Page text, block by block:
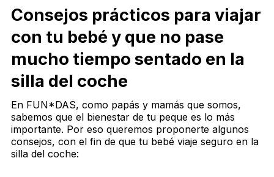
Consejos prácticos para viajar
con tu bebé y que no pase
mucho tiempo sentado en la
silla del coche
En FUN*DAS, como papás y mamás que somos,
sabemos que el bienestar de tu peque es lo más
importante. Por eso queremos proponerte algunos
consejos, con el fin de que tu bebé viaje seguro en la
silla del coche: